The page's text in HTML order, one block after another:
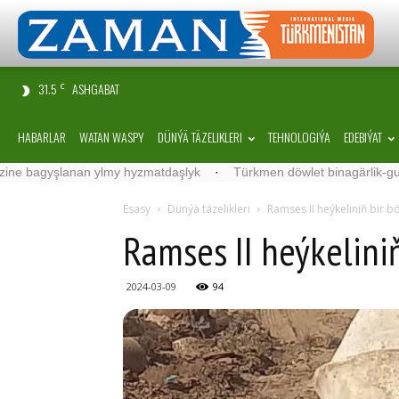
31.5 C ASHGABAT
HABARLAR WATAN WASPY DÜNÝÄ TÄZELIKLERI TEHNOLOGIÝA EDEBIÝAT
ylmy hyzmatdaşlyk · Türkmen döwlet binagärlik-gurluşyk
Esasy Dünýä täzelikleri Ramses II heýkeliniň bir
Ramses II
2024-03-09 94